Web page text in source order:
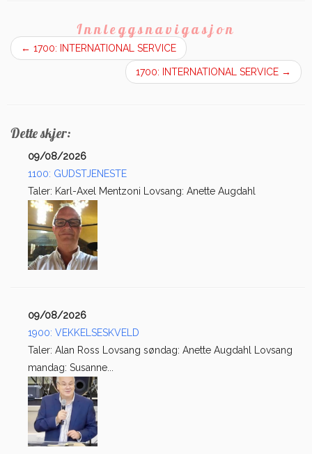
Innleggsnavigasjon
← 1700: INTERNATIONAL SERVICE
1700: INTERNATIONAL SERVICE →
Dette skjer:
09/08/2026
1100: GUDSTJENESTE
Taler: Karl-Axel Mentzoni Lovsang: Anette Augdahl
09/08/2026
1900: VEKKELSESKVELD
Taler: Alan Ross Lovsang søndag: Anette Augdahl Lovsang
mandag: Susanne...